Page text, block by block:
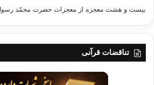
بیست و هشت معجزه از معجزات حضرت محمّد رسول
تناقضات قرآنی